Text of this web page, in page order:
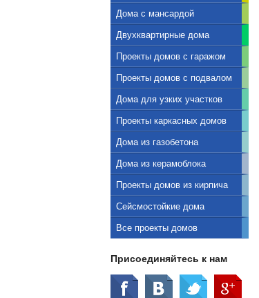
Дома с мансардой
Двухквартирные дома
Проекты домов с гаражом
Проекты домов с подвалом
Дома для узких участков
Проекты каркасных домов
Дома из газобетона
Дома из керамоблока
Проекты домов из кирпича
Сейсмостойкие дома
Все проекты домов
Присоединяйтесь к нам